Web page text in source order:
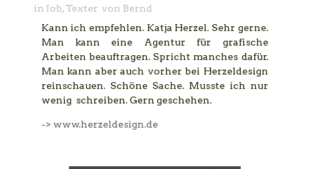
in Job,Texter von Bernd
Kann ich empfehlen. Katja Herzel. Sehr gerne.
Man kann eine Agentur für grafische
Arbeiten beauftragen. Spricht manches dafür.
Man kann aber auch vorher bei Herzeldesign
reinschauen. Schöne Sache. Musste ich nur
wenig schreiben. Gern geschehen.
-> www.herzeldesign.de